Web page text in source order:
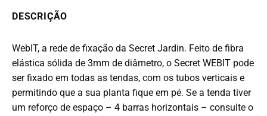
DESCRIÇÃO
WebIT, a rede de fixação da Secret Jardin. Feito de fibra
elástica sólida de 3mm de diâmetro, o Secret WEBIT pode
ser fixado em todas as tendas, com os tubos verticais e
permitindo que a sua planta fique em pé. Se a tenda tiver
um reforço de espaço – 4 barras horizontais – consulte o